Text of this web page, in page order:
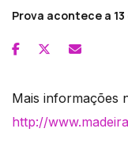
Prova acontece a 13
Mais informações
http://